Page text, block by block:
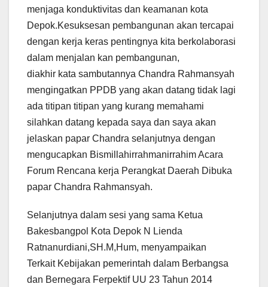
menjaga konduktivitas dan keamanan kota
Depok.Kesuksesan pembangunan akan tercapai
dengan kerja keras pentingnya kita berkolaborasi
dalam menjalan kan pembangunan,
diakhir kata sambutannya Chandra Rahmansyah
mengingatkan PPDB yang akan datang tidak lagi
ada titipan titipan yang kurang memahami
silahkan datang kepada saya dan saya akan
jelaskan papar Chandra selanjutnya dengan
mengucapkan Bismillahirrahmanirrahim Acara
Forum Rencana kerja Perangkat Daerah Dibuka
papar Chandra Rahmansyah.
Selanjutnya dalam sesi yang sama Ketua
Bakesbangpol Kota Depok N Lienda
Ratnanurdiani,SH.M,Hum, menyampaikan
Terkait Kebijakan pemerintah dalam Berbangsa
dan Bernegara Ferpektif UU 23 Tahun 2014